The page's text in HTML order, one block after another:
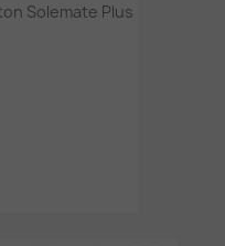
Solemate Plus